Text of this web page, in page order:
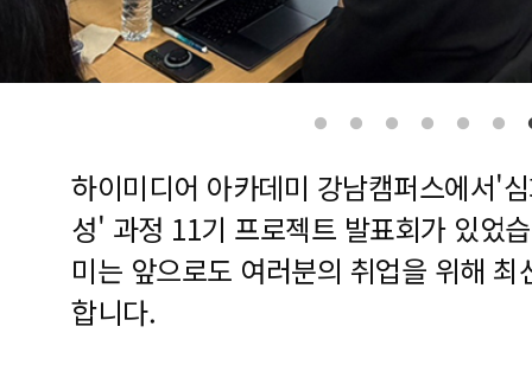
하이미디어 아카데미 강남캠퍼스에서'
성' 과정 11기 프로젝트 발표회가 있었
미는 앞으로도 여러분의 취업을 위해
합니다.